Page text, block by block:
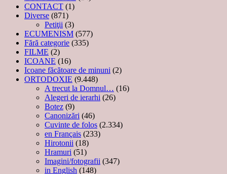
CONTACT (1)
Diverse (871)
Petiţii (3)
ECUMENISM (577)
Fără categorie (335)
FILME (2)
ICOANE (16)
Icoane făcătoare de minuni (2)
ORTODOXIE (9.448)
A trecut la Domnul… (16)
Alegeri de ierarhi (26)
Botez (9)
Canonizări (46)
Cuvinte de folos (2.334)
en Français (233)
Hirotonii (18)
Hramuri (51)
Imagini/fotografii (347)
in English (148)